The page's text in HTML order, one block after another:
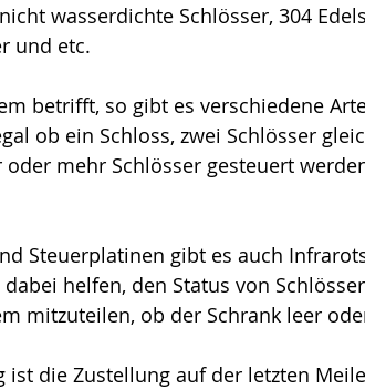
wasserdichte Schlösser, 304
und etc.
betrifft, so gibt es verschiedene
ob ein Schloss, zwei Schlösser
oder mehr Schlösser gesteuert
Steuerplatinen gibt es auch
helfen, den Status von
mitzuteilen, ob der Schrank leer
ist die Zustellung auf der letzten